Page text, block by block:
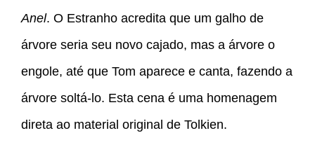
Anel. O Estranho acredita que um galho de
árvore seria seu novo cajado, mas a árvore o
engole, até que Tom aparece e canta, fazendo a
árvore soltá-lo. Esta cena é uma homenagem
direta ao material original de Tolkien.